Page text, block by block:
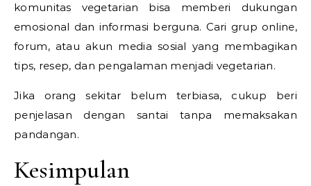
komunitas vegetarian bisa memberi dukungan
emosional dan informasi berguna. Cari grup online,
forum, atau akun media sosial yang membagikan
tips, resep, dan pengalaman menjadi vegetarian.
Jika orang sekitar belum terbiasa, cukup beri
penjelasan dengan santai tanpa memaksakan
pandangan.
Kesimpulan